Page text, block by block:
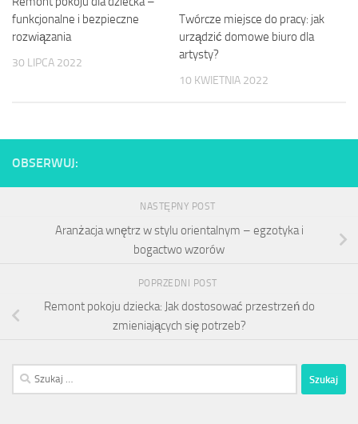
funkcjonalne i bezpieczne
rozwiązania
30 LIPCA 2022
Twórcze miejsce do pracy: jak
urządzić domowe biuro dla
artysty?
10 KWIETNIA 2022
OBSERWUJ:
NASTĘPNY POST
Aranżacja wnętrz w stylu orientalnym – egzotyka i
bogactwo wzorów
POPRZEDNI POST
Remont pokoju dziecka: Jak dostosować przestrzeń do
zmieniających się potrzeb?
Szukaj: